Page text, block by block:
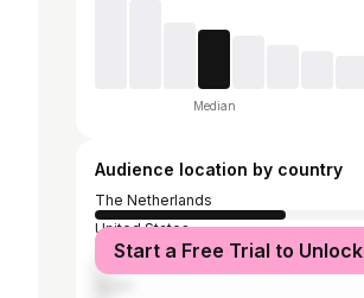
Median
Audience location by country
The Netherlands
United States
Thailand
Start a Free Trial to Unlock